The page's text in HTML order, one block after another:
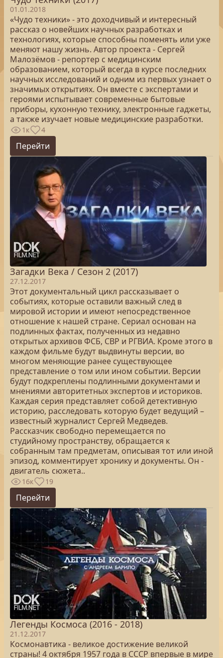
01.01.2018
«Чудо техники» - это доходчивый и интересный
рассказ о новейших научных разработках и
технологиях, которые способны поменять или уже
меняют нашу жизнь. Автор проекта - Сергей
Малозёмов - репортер с медицинским
образованием, который всегда в курсе последних
научных исследований и одним из первых узнает о
значимых открытиях. Он вместе с экспертами и
героями испытывает современные бытовые
приборы, кухонную технику, электронные гаджеты,
а также изучает новые медицинские разработки.
1к 4
Перейти
Загадки Века / Сезон 2 (2017)
27.12.2017
Этот документальный цикл рассказывает о
событиях, которые оставили важный след в
мировой истории и имеют непосредственное
отношение к нашей стране. Сериал основан на
подлинных фактах, полученных из недавно
открытых архивов ФСБ, СВР и РГВИА. Кроме этого в
каждом фильме будут выдвинуты версии, во
многом меняющие ранее существующее
представление о том или ином событии. Версии
будут подкреплены подлинными документами и
мнениями авторитетных экспертов и историков.
Каждая серия представляет собой детективную
историю, расследовать которую будет ведущий –
известный журналист Сергей Медведев.
Рассказчик свободно перемещается по
студийному пространству, обращается к
собранным там предметам, описывая тот или иной
эпизод, комментирует хронику и документы. Он -
двигатель сюжета..
16к 19
Перейти
Легенды Космоса (2016 - 2018)
21.12.2017
Космонавтика - великое достижение великой
страны! 4 октября 1957 года в СССР впервые в мире